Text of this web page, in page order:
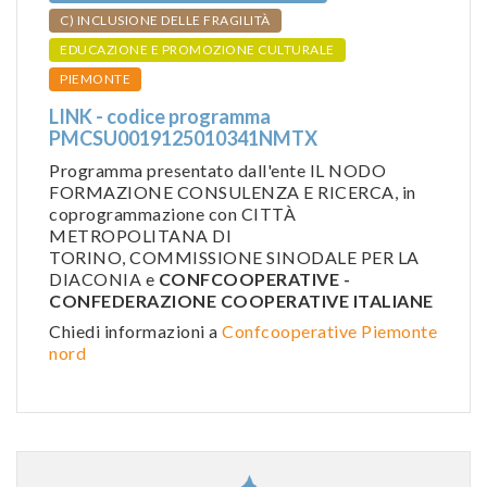
C) INCLUSIONE DELLE FRAGILITÀ
EDUCAZIONE E PROMOZIONE CULTURALE
PIEMONTE
LINK - codice programma
PMCSU0019125010341NMTX
Programma presentato dall'ente IL NODO
FORMAZIONE CONSULENZA E RICERCA, in
coprogrammazione con CITTÀ
METROPOLITANA DI
TORINO, COMMISSIONE SINODALE PER LA
DIACONIA e CONFCOOPERATIVE -
CONFEDERAZIONE COOPERATIVE ITALIANE
Chiedi informazioni a Confcooperative Piemonte
nord